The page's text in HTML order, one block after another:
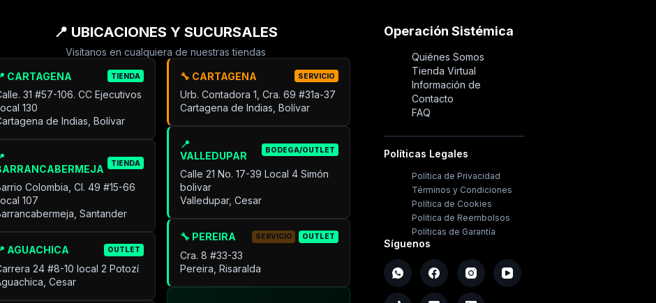
📍 UBICACIONES Y SUCURSALES
Visítanos en cualquiera de nuestras tiendas
CARTAGENA TIENDA
31 #57-106. CC Ejecutivos
130
de Indias, Bolívar
TIENDA
Colombia, Cl. 49 #15-66
107
Santander
AGUACHICA OUTLET
24 #8-10 local 2 Potozí
Cesar
🔧 CARTAGENA SERVICIO
Urb. Contadora 1, Cra. 69 #31a-37
Cartagena de Indias, Bolívar
📍
VALLEDUPAR
BODEGA/OUTLET
Calle 21 No. 17-39 Local 4 Simón
bolivar
Valledupar, Cesar
🔧 PEREIRA SERVICIO OUTLET
Cra. 8 #33-33
Pereira, Risaralda
Operación Sistémica
Quiénes Somos
Tienda Virtual
Información de
Contacto
FAQ
Políticas Legales
Política de Privacidad
Términos y Condiciones
Política de Cookies
Política de Reembolsos
Políticas de Garantía
Síguenos